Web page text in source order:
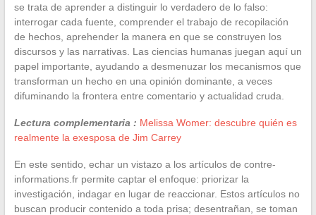
se trata de aprender a distinguir lo verdadero de lo falso:
interrogar cada fuente, comprender el trabajo de recopilación
de hechos, aprehender la manera en que se construyen los
discursos y las narrativas. Las ciencias humanas juegan aquí un
papel importante, ayudando a desmenuzar los mecanismos que
transforman un hecho en una opinión dominante, a veces
difuminando la frontera entre comentario y actualidad cruda.
Lectura complementaria : Melissa Womer: descubre quién es
realmente la exesposa de Jim Carrey
En este sentido, echar un vistazo a los artículos de contre-
informations.fr permite captar el enfoque: priorizar la
investigación, indagar en lugar de reaccionar. Estos artículos no
buscan producir contenido a toda prisa; desentrañan, se toman